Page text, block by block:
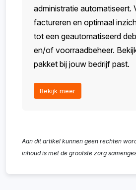
administratie automatiseert.
factureren en optimaal
tot een geautomatiseerd
en/of voorraadbeheer.
pakket bij jouw bedrijf past.
Bekijk meer
Aan dit artikel kunnen geen rechten
inhoud is met de grootste zorg